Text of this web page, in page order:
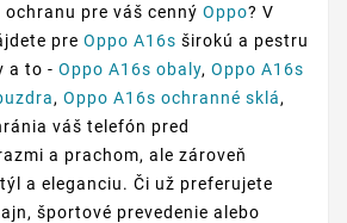
pre váš cenný Oppo? V
pre Oppo A16s širokú a pestru
a to - Oppo A16s obaly, Oppo A16s
, Oppo A16s ochranné sklá,
váš telefón pred
a prachom, ale zároveň
a eleganciu. Či už preferujete
športové prevedenie alebo